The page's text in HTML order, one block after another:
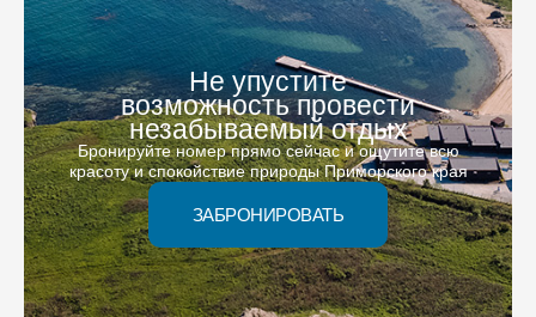
Не упустите
возможность провести
незабываемый отдых
Бронируйте номер прямо сейчас и ощутите всю
красоту и спокойствие природы Приморского края
ЗАБРОНИРОВАТЬ